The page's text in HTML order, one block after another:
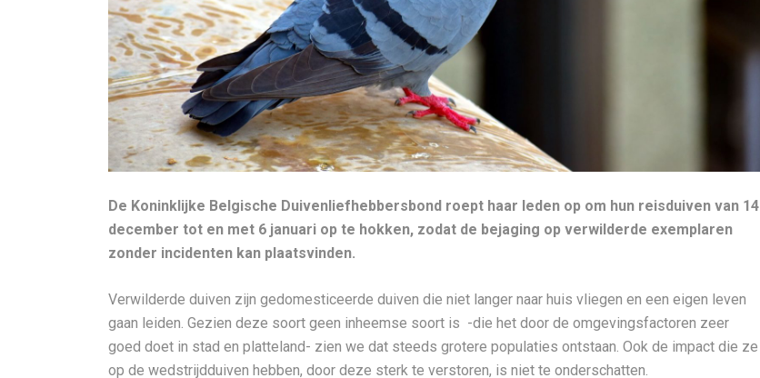
De Koninklijke Belgische Duivenliefhebbersbond roept haar leden op om hun reisduiven van 14
december tot en met 6 januari op te hokken, zodat de bejaging op verwilderde exemplaren
zonder incidenten kan plaatsvinden.
Verwilderde duiven zijn gedomesticeerde duiven die niet langer naar huis vliegen en een eigen leven
gaan leiden. Gezien deze soort geen inheemse soort is -die het door de omgevingsfactoren zeer
goed doet in stad en platteland- zien we dat steeds grotere populaties ontstaan. Ook de impact die ze
op de wedstrijdduiven hebben, door deze sterk te verstoren, is niet te onderschatten.